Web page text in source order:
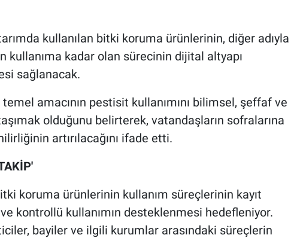
kullanılan bitki koruma ürünlerinin, diğer adıyla
kullanıma kadar olan sürecinin dijital altyapı
sağlanacak.
temel amacının pestisit kullanımını bilimsel, şeffaf ve
olduğunu belirterek, vatandaşların sofralarına
artırılacağını ifade etti.
koruma ürünlerinin kullanım süreçlerinin kayıt
ve kontrollü kullanımın desteklenmesi hedefleniyor.
bayiler ve ilgili kurumlar arasındaki süreçlerin